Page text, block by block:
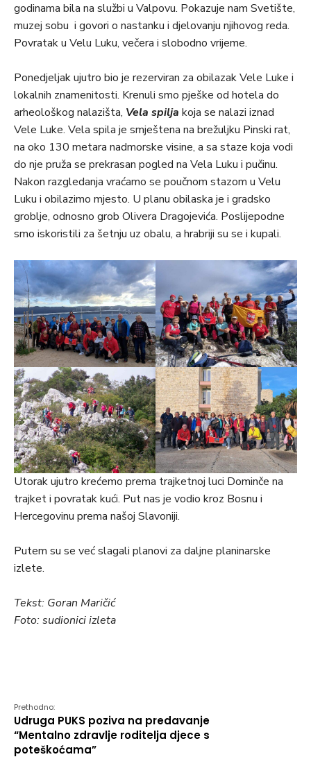
godinama bila na službi u Valpovu. Pokazuje nam Svetište,
muzej sobu i govori o nastanku i djelovanju njihovog reda.
Povratak u Velu Luku, večera i slobodno vrijeme.
Ponedjeljak ujutro bio je rezerviran za obilazak Vele Luke i
lokalnih znamenitosti. Krenuli smo pješke od hotela do
arheološkog nalazišta, Vela spilja koja se nalazi iznad
Vele Luke. Vela spila je smještena na brežuljku Pinski rat,
na oko 130 metara nadmorske visine, a sa staze koja vodi
do nje pruža se prekrasan pogled na Vela Luku i pučinu.
Nakon razgledanja vraćamo se poučnom stazom u Velu
Luku i obilazimo mjesto. U planu obilaska je i gradsko
groblje, odnosno grob Olivera Dragojevića. Poslijepodne
smo iskoristili za šetnju uz obalu, a hrabriji su se i kupali.
Utorak ujutro krećemo prema trajketnoj luci Dominče na
trajket i povratak kući. Put nas je vodio kroz Bosnu i
Hercegovinu prema našoj Slavoniji.
Putem su se već slagali planovi za daljne planinarske
izlete.
Tekst: Goran Maričić
Foto: sudionici izleta
Prethodno:
Udruga PUKS poziva na predavanje
“Mentalno zdravlje roditelja djece s
poteškoćama”